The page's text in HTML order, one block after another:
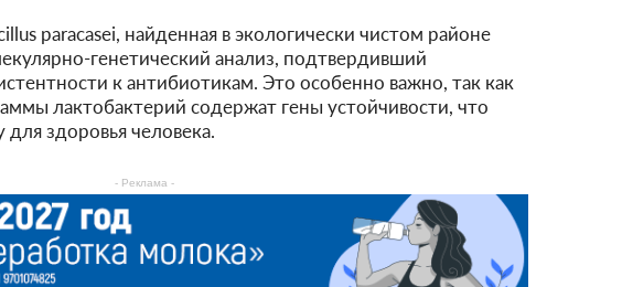
paracasei, найденная в экологически чистом районе
генетический анализ, подтвердивший
к антибиотикам. Это особенно важно, так как
лактобактерий содержат гены устойчивости, что
здоровья человека.
- Реклама -